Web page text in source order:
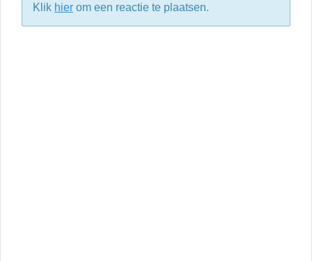
Klik hier om een reactie te plaatsen.